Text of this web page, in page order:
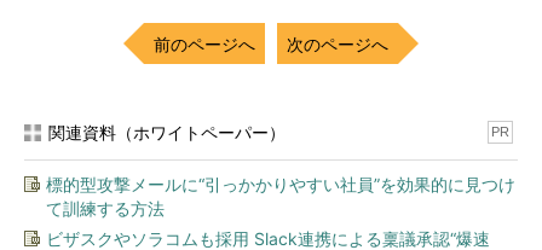
前のページへ 次のページへ
関連資料（ホワイトペーパー） PR
標的型攻撃メールに“引っかかりやすい社員”を効果的に見つけ
て訓練する方法
ビザスクやソラコムも採用 Slack連携による稟議承認“爆速